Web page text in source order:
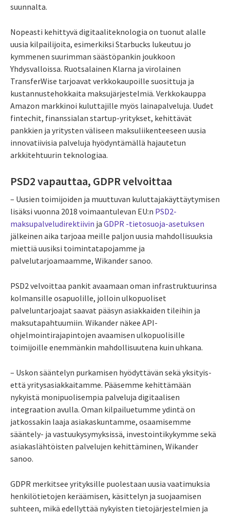
suunnalta.
Nopeasti kehittyvä digitaaliteknologia on tuonut alalle
uusia kilpailijoita, esimerkiksi Starbucks lukeutuu jo
kymmenen suurimman säästöpankin joukkoon
Yhdysvalloissa. Ruotsalainen Klarna ja virolainen
TransferWise tarjoavat verkkokaupoille suosittuja ja
kustannustehokkaita maksujärjestelmiä. Verkkokauppa
Amazon markkinoi kuluttajille myös lainapalveluja. Uudet
fintechit, finanssialan startup-yritykset, kehittävät
pankkien ja yritysten väliseen maksuliikenteeseen uusia
innovatiivisia palveluja hyödyntämällä hajautetun
arkkitehtuurin teknologiaa.
PSD2 vapauttaa, GDPR velvoittaa
– Uusien toimijoiden ja muuttuvan kuluttajakäyttäytymisen
lisäksi vuonna 2018 voimaantulevan EU:n PSD2-
maksupalveludirektiivin ja GDPR -tietosuoja-asetuksen
jälkeinen aika tarjoaa meille paljon uusia mahdollisuuksia
miettiä uusiksi toimintatapojamme ja
palvelutarjoamaamme, Wikander sanoo.
PSD2 velvoittaa pankit avaamaan oman infrastruktuurinsa
kolmansille osapuolille, jolloin ulkopuoliset
palveluntarjoajat saavat pääsyn asiakkaiden tileihin ja
maksutapahtuumiin. Wikander näkee API-
ohjelmointirajapintojen avaamisen ulkopuolisille
toimijoille enemmänkin mahdollisuutena kuin uhkana.
– Uskon sääntelyn purkamisen hyödyttävän sekä yksityis-
että yritysasiakkaitamme. Pääsemme kehittämään
nykyistä monipuolisempia palveluja digitaalisen
integraation avulla. Oman kilpailuetumme ydintä on
jatkossakin laaja asiakaskuntamme, osaamisemme
sääntely- ja vastuukysymyksissä, investointikykymme sekä
asiakaslähtöisten palvelujen kehittäminen, Wikander
sanoo.
GDPR merkitsee yrityksille puolestaan uusia vaatimuksia
henkilötietojen keräämisen, käsittelyn ja suojaamisen
suhteen, mikä edellyttää nykyisten tietojärjestelmien ja